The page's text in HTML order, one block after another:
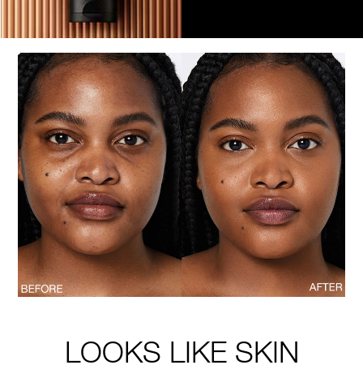
LOOKS LIKE SKIN